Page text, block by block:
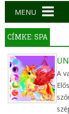
Main
MENU
CÍMKE: SPA
A